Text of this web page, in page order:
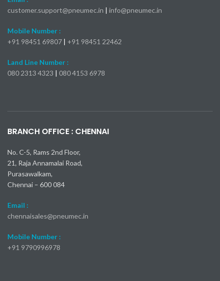
customer.support@pneumec.in | info@pneumec.in
Mobile Number :
+91 98451 69807 | +91 98451 22462
Land Line Number :
080 2313 4323 | 080 4153 6978
BRANCH OFFICE : CHENNAI
No. C-5, Rams 2nd Floor,
21, Raja Annamalai Road,
Purasawalkam,
Chennai – 600 084
Email :
chennaisales@pneumec.in
Mobile Number :
+91 9790996978